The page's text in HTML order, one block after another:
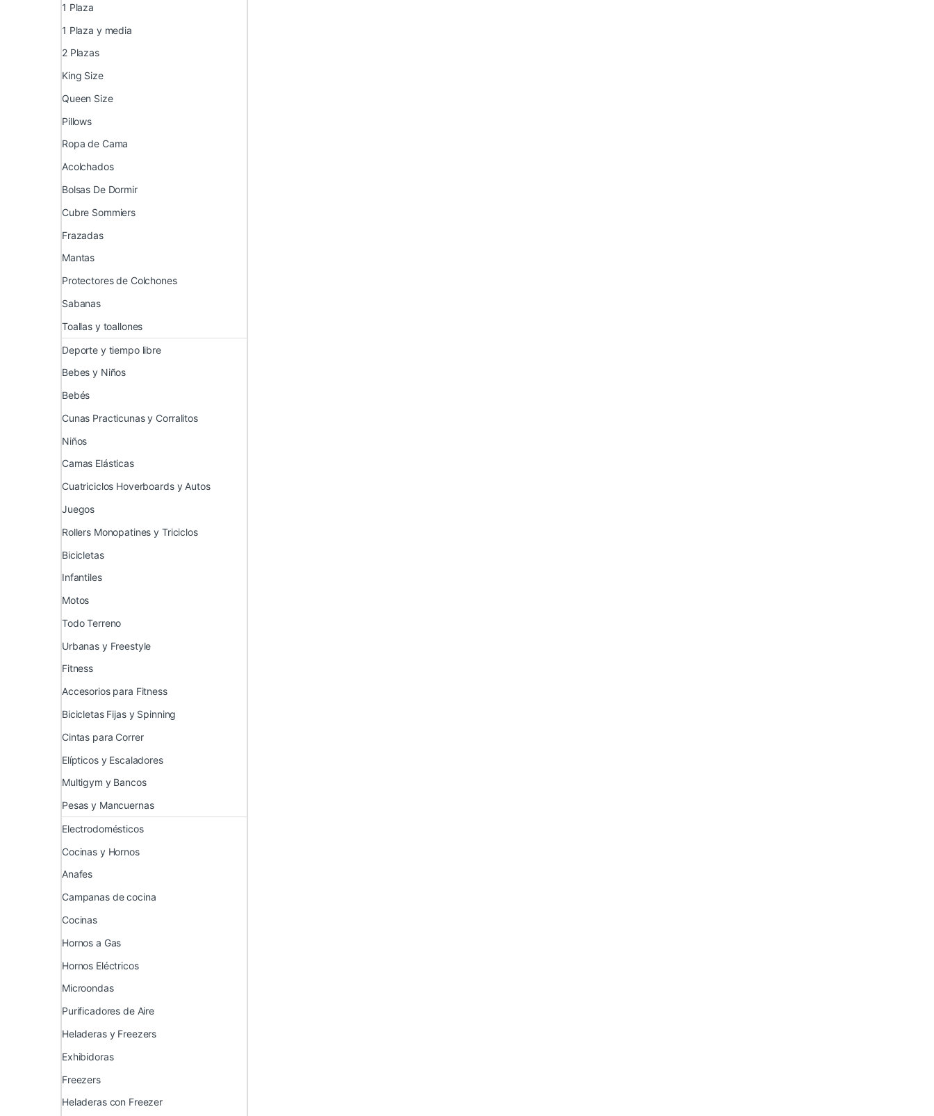
1 Plaza
1 Plaza y media
2 Plazas
King Size
Queen Size
Pillows
Ropa de Cama
Acolchados
Bolsas De Dormir
Cubre Sommiers
Frazadas
Mantas
Protectores de Colchones
Sabanas
Toallas y toallones
Deporte y tiempo libre
Bebes y Niños
Bebés
Cunas Practicunas y Corralitos
Niños
Camas Elásticas
Cuatriciclos Hoverboards y Autos
Juegos
Rollers Monopatines y Triciclos
Bicicletas
Infantiles
Motos
Todo Terreno
Urbanas y Freestyle
Fitness
Accesorios para Fitness
Bicicletas Fijas y Spinning
Cintas para Correr
Elípticos y Escaladores
Multigym y Bancos
Pesas y Mancuernas
Electrodomésticos
Cocinas y Hornos
Anafes
Campanas de cocina
Cocinas
Hornos a Gas
Hornos Eléctricos
Microondas
Purificadores de Aire
Heladeras y Freezers
Exhibidoras
Freezers
Heladeras con Freezer